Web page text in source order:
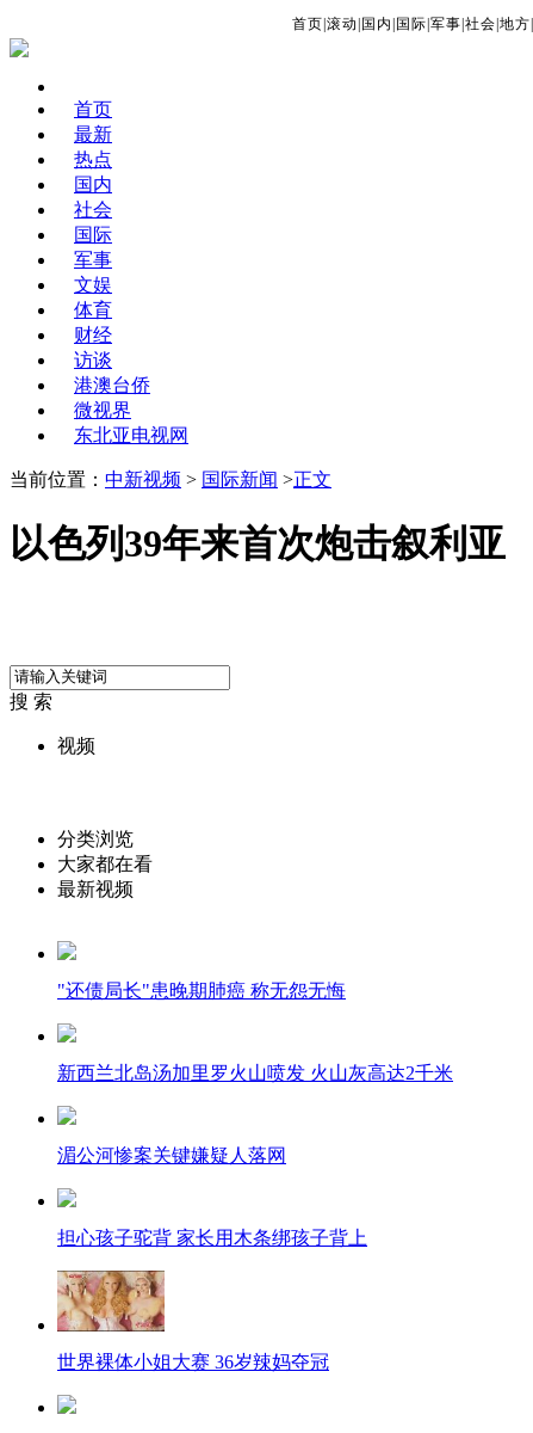
首页 滚动 国内 国际 军事 社会 地方
首页
最新
热点
国内
社会
国际
军事
文娱
体育
财经
访谈
港澳台侨
微视界
东北亚电视网
当前位置： 中新视频 > 国际新闻 >正文
以色列39年来首次炮击叙利亚
搜 索
视频
分类浏览
大家都在看
最新视频
"还债局长"患晚期肺癌 称无怨无悔
新西兰北岛汤加里罗火山喷发 火山灰高达2千米
湄公河惨案关键嫌疑人落网
担心孩子驼背 家长用木条绑孩子背上
世界裸体小姐大赛 36岁辣妈夺冠